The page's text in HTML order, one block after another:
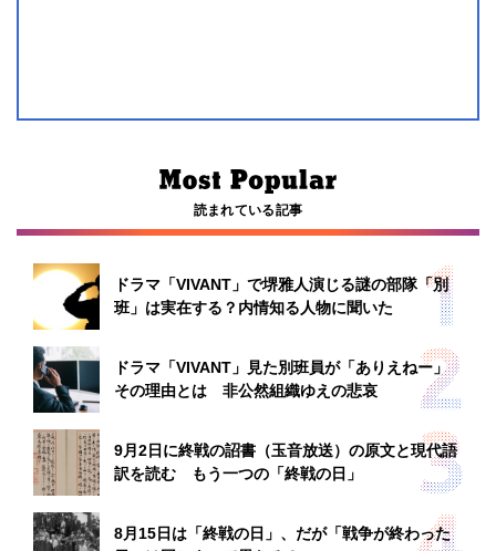
読まれている記事
ドラマ「VIVANT」で堺雅人演じる謎の部隊「別
班」は実在する？内情知る人物に聞いた
ドラマ「VIVANT」見た別班員が「ありえねー」
その理由とは 非公然組織ゆえの悲哀
9月2日に終戦の詔書（玉音放送）の原文と現代語
訳を読む もう一つの「終戦の日」
8月15日は「終戦の日」、だが「戦争が終わった